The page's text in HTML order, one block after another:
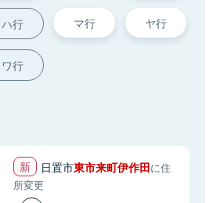
ハ行 マ行 ヤ行
ワ行
日置市東市来町伊作田に住
所変更